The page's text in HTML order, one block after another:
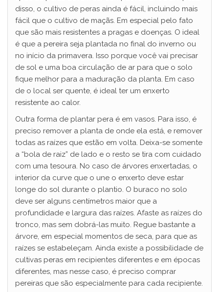
disso, o cultivo de peras ainda é fácil, incluindo mais
fácil que o cultivo de maçãs. Em especial pelo fato
que são mais resistentes a pragas e doenças. O ideal
é que a pereira seja plantada no final do inverno ou
no início da primavera. Isso porque você vai precisar
de sol e uma boa circulação de ar para que o solo
fique melhor para a maduração da planta. Em caso
de o local ser quente, é ideal ter um enxerto
resistente ao calor.
Outra forma de plantar pera é em vasos. Para isso, é
preciso remover a planta de onde ela está, e remover
todas as raízes que estão em volta. Deixa-se somente
a “bola de raiz” de lado e o resto se tira com cuidado
com uma tesoura. No caso de árvores enxertadas, o
interior da curve que o une o enxerto deve estar
longe do sol durante o plantio. O buraco no solo
deve ser alguns centímetros maior que a
profundidade e largura das raízes. Afaste as raízes do
tronco, mas sem dobrá-las muito. Regue bastante a
árvore, em especial momentos de seca, para que as
raízes se estabeleçam. Ainda existe a possibilidade de
cultivas peras em recipientes diferentes e em épocas
diferentes, mas nesse caso, é preciso comprar
pereiras que são especialmente para cada recipiente.